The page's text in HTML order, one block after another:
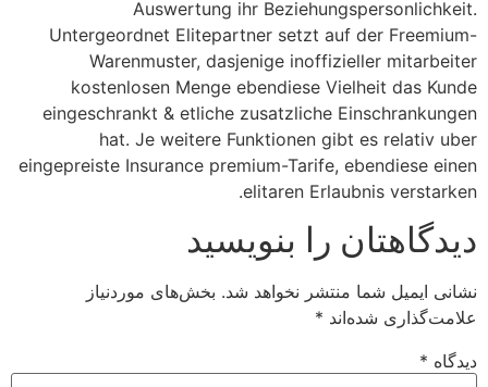
Auswertung ihr Beziehungspersonlichkeit.
Untergeordnet Elitepartner setzt auf der Freemium-
Warenmuster, dasjenige inoffizieller mitarbeiter
kostenlosen Menge ebendiese Vielheit das Kunde
eingeschrankt & etliche zusatzliche Einschrankungen
hat. Je weitere Funktionen gibt es relativ uber
eingepreiste Insurance premium-Tarife, ebendiese einen
elitaren Erlaubnis verstarken.
دیدگاهتان را بنویسید
نشانی ایمیل شما منتشر نخواهد شد. بخش‌های موردنیاز
علامت‌گذاری شده‌اند *
دیدگاه *